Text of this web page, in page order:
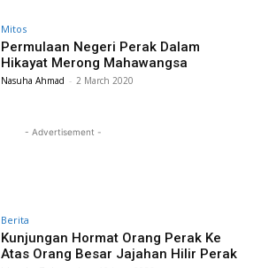
Mitos
Permulaan Negeri Perak Dalam
Hikayat Merong Mahawangsa
Nasuha Ahmad - 2 March 2020
- Advertisement -
Berita
Kunjungan Hormat Orang Perak Ke
Atas Orang Besar Jajahan Hilir Perak